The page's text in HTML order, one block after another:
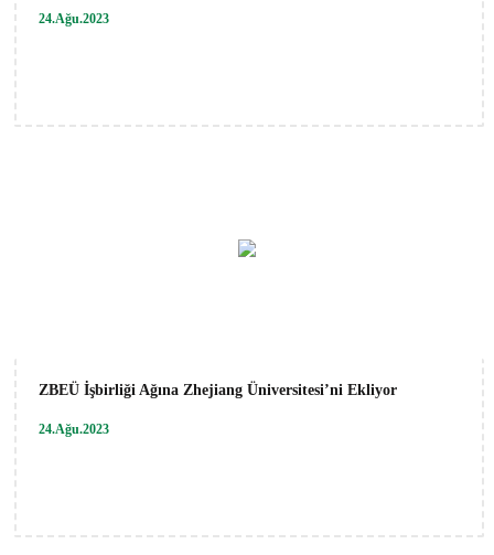
24.Ağu.2023
ZBEÜ İşbirliği Ağına Zhejiang Üniversitesi’ni Ekliyor
24.Ağu.2023